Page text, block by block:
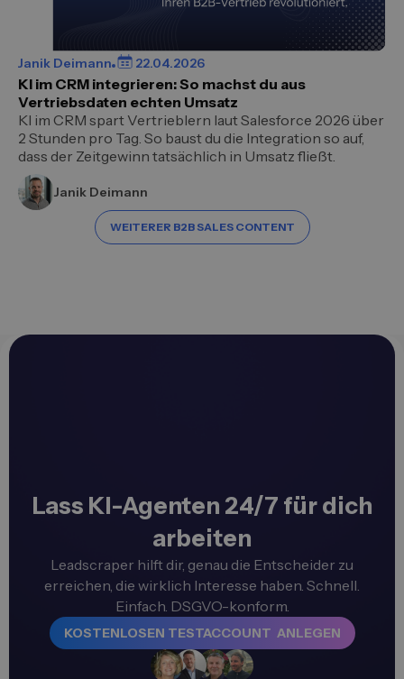
Janik Deimann 22.04.2026
KI im CRM integrieren: So machst du aus
Vertriebsdaten echten Umsatz
KI im CRM spart Vertrieblern laut Salesforce 2026 über
2 Stunden pro Tag. So baust du die Integration so auf,
dass der Zeitgewinn tatsächlich in Umsatz fließt.
Janik Deimann
WEITERER B2B SALES CONTENT
Lass KI-Agenten 24/7 für dich
arbeiten
Leadscraper hilft dir, genau die Entscheider zu
erreichen, die wirklich Interesse haben. Schnell.
Einfach. DSGVO-konform.
KOSTENLOSEN TESTACCOUNT ANLEGEN